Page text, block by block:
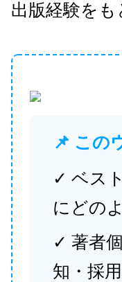
出版経験を
📌 この
✓ ベス
にどの
✓ 著者
知・採